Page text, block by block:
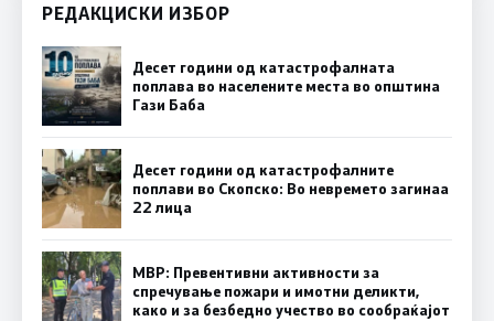
РЕДАКЦИСКИ ИЗБОР
Десет години од катастрофалната
поплава во населените места во општина
Гази Баба
Десет години од катастрофалните
поплави во Скопско: Во невремето загинаа
22 лица
МВР: Превентивни активности за
спречување пожари и имотни деликти,
како и за безбедно учество во сообраќајот